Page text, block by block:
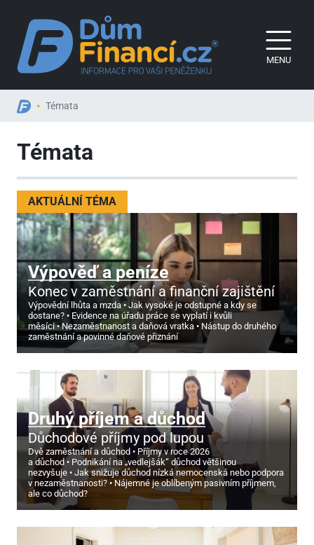
MENU
Témata
Témata
AKTUÁLNÍ TÉMA
Výpověď a peníze
Konec v zaměstnání a finanční zajištění
Výpovědní lhůta a mzda
Jak vysoké je odstupné a kdy se
dostane?
Evidence na úřadu práce se vyplatí i kvůli
měsíci
Nezaměstnanost a daňová vratka
Nástup do druhého
zaměstnání a povinné daňové přiznání
Druhý příjem a důchod
Důchodové příjmy pod lupou
Dvě zaměstnání a důchod
Příjmy v roce 2026
a důchod
Podnikání na „vedlejšák“ důchod většinou
nezvyšuje
Jak snižuje důchod nízká nemocenská nebo podpora
v nezaměstnanosti?
Nájemné je oblíbeným pasivním příjmem,
ale co důchod?